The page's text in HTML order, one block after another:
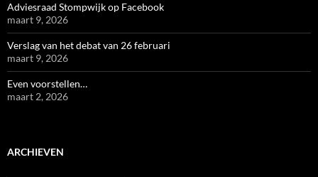
Adviesraad Stompwijk op Facebook
maart 9, 2026
Verslag van het debat van 26 februari
maart 9, 2026
Even voorstellen…
maart 2, 2026
ARCHIEVEN